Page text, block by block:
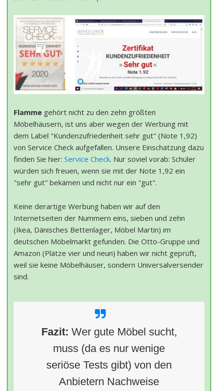
Flamme gehört nicht zu den zehn größten
Möbelhäusern, ist uns aber wegen der Werbung mit
dem Label "Kundenzufriedenheit sehr gut" (Note 1,92)
von Service Check aufgefallen. Unsere Einschätzung dazu
finden Sie hier: Service Check. Nur soviel vorab: Schüler
würden sich freuen, wenn sie mit der Note 1,92 ein
"sehr gut" bekämen und nicht nur ein "gut".
Keine derartige Werbung haben wir auf den
Internetseiten der Nummern eins, sieben und zehn
(Ikea, Dänisches Bettenlager, Möbel Martin) im
deutschen Möbelmarkt gefunden. Die Otto-Gruppe und
Amazon (Plätze vier und neun) haben wir nicht geprüft,
weil sie keine Möbelhäuser, sondern Universalversender
sind.
Fazit: Wer gute Möbel sucht,
muss (da es nur wenige
seriöse Tests gibt) von den
Anbietern Nachweise